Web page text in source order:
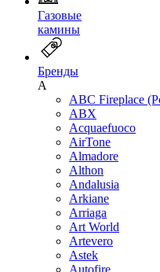
Газовые
камины
Бренды
A
ABC Fireplace
ABX
Acquaefuoco
AirTone
Almadore
Althon
Andalusia
Arkiane
Arriaga
Art World
Artevero
Astek
Autofire